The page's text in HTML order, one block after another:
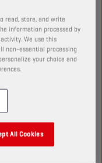
read, store, and write
information processed by
We use this
non-essential processing
your choice and
All Cookies